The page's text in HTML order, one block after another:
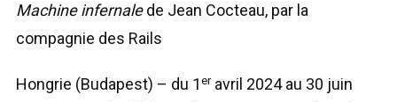
Machine infernalede Jean Cocteau, par la
compagnie des Rails
Hongrie (Budapest) – du 1eravril 2024 au 30 juin